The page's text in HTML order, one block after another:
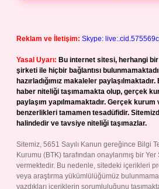
Reklam ve İletişim: Skype:
Yasal Uyarı: Bu internet sitesi, herhangi
şirketi ile hiçbir bağlantısı
hazırladığımız makaleler
haber niteliği taşımamakta olup, gerçek
paylaşım yapılmamaktadır. Gerçek
benzerlikleri tamamen tesadüfidir.
halindedir ve tavsiye niteliği taşımazlar.
Sitemiz, 5651 Sayılı Kanun gereğince Bilgi
Kurumu (BTK) tarafından onaylanmış bir Yer
vermektedir. Bu nedenle, sitedeki içerikleri
veya araştırma yükümlülüğümüz
yazdıkları içeriklerin sorumluluğunu